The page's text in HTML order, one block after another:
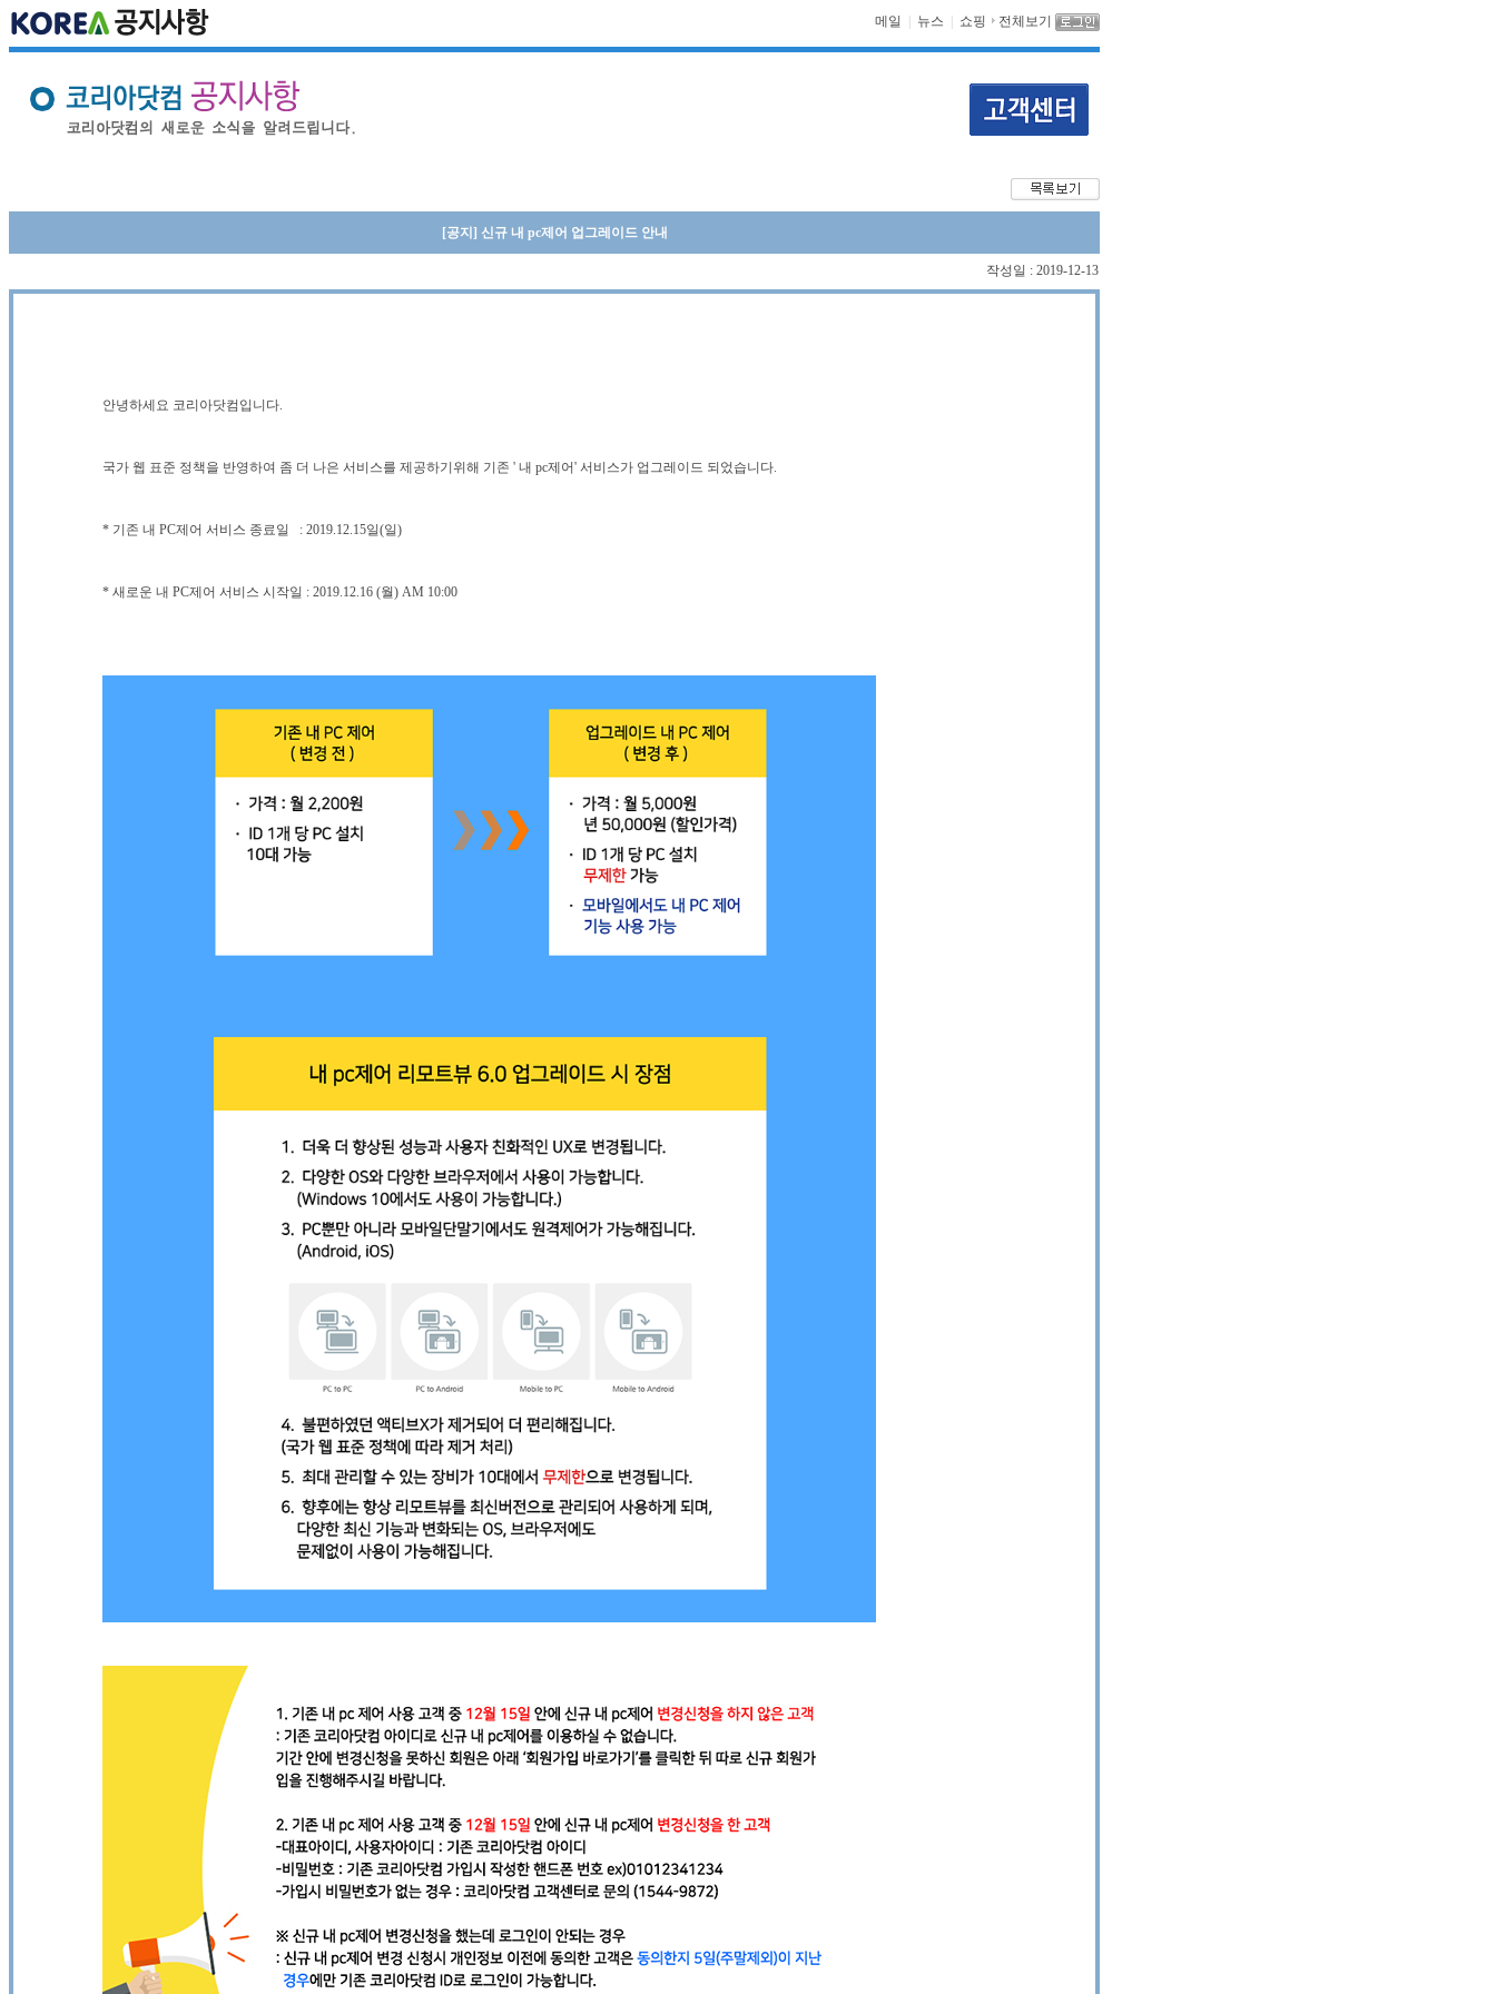
메일 뉴스 쇼핑 전체보기
[공지] 신규 내 pc제어 업그레이드 안내
작성일 : 2019-12-13
안녕하세요 코리아닷컴입니다.
국가 웹 표준 정책을 반영하여 좀 더 나은 서비스를 제공하기위해 기존 ' 내 pc제어' 서비스가 업그레이드 되었습니다.
* 기존 내 PC제어 서비스 종료일 : 2019.12.15일(일)
* 새로운 내 PC제어 서비스 시작일 : 2019.12.16 (월) AM 10:00